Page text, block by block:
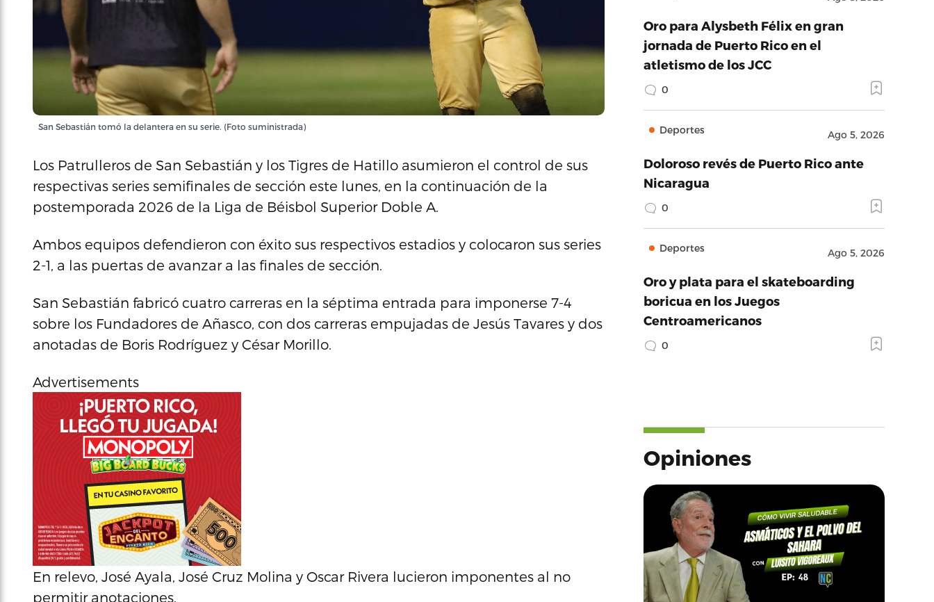
San Sebastián tomó la delantera en su serie. (Foto suministrada)
Los Patrulleros de San Sebastián y los Tigres de Hatillo asumieron el control de sus
respectivas series semifinales de sección este lunes, en la continuación de la
postemporada 2026 de la Liga de Béisbol Superior Doble A.
Ambos equipos defendieron con éxito sus respectivos estadios y colocaron sus series
2-1, a las puertas de avanzar a las finales de sección.
San Sebastián fabricó cuatro carreras en la séptima entrada para imponerse 7-4
sobre los Fundadores de Añasco, con dos carreras empujadas de Jesús Tavares y dos
anotadas de Boris Rodríguez y César Morillo.
Advertisements
En relevo, José Ayala, José Cruz Molina y Oscar Rivera lucieron imponentes al no
permitir anotaciones.
Oro para Alysbeth Félix en gran
jornada de Puerto Rico en el
atletismo de los JCC
0
Deportes Ago 5, 2026
Doloroso revés de Puerto Rico ante
Nicaragua
0
Deportes Ago 5, 2026
Oro y plata para el skateboarding
boricua en los Juegos
Centroamericanos
0
Opiniones